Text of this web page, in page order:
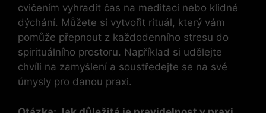
cvičením vyhradit čas na meditaci nebo klidné
dýchání. Můžete si vytvořit rituál, který vám
pomůže přepnout z každodenního stresu do
spirituálního prostoru. Například si udělejte
chvíli na zamyšlení a soustředejte se na své
úmysly pro danou praxi.